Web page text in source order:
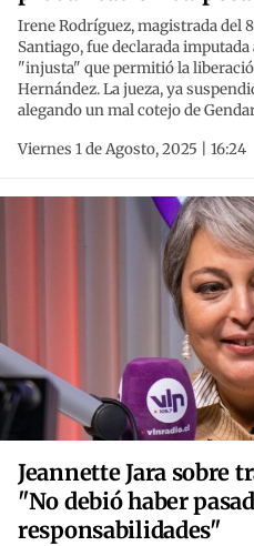
Irene Rodríguez, magistrada del
Santiago, fue declarada
"injusta" que permitió la
Hernández. La jueza, ya
alegando un mal cotejo de
Viernes 1 de Agosto, 2025 | 16:24
Jeannette Jara sobre
"No debió haber
responsabilidades"